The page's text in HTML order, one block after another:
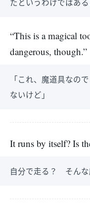
“This is a magical
dangerous, though.”
「これ、魔道具なの
ないけど」
It runs by itself? Is
自分で走る？ そんな